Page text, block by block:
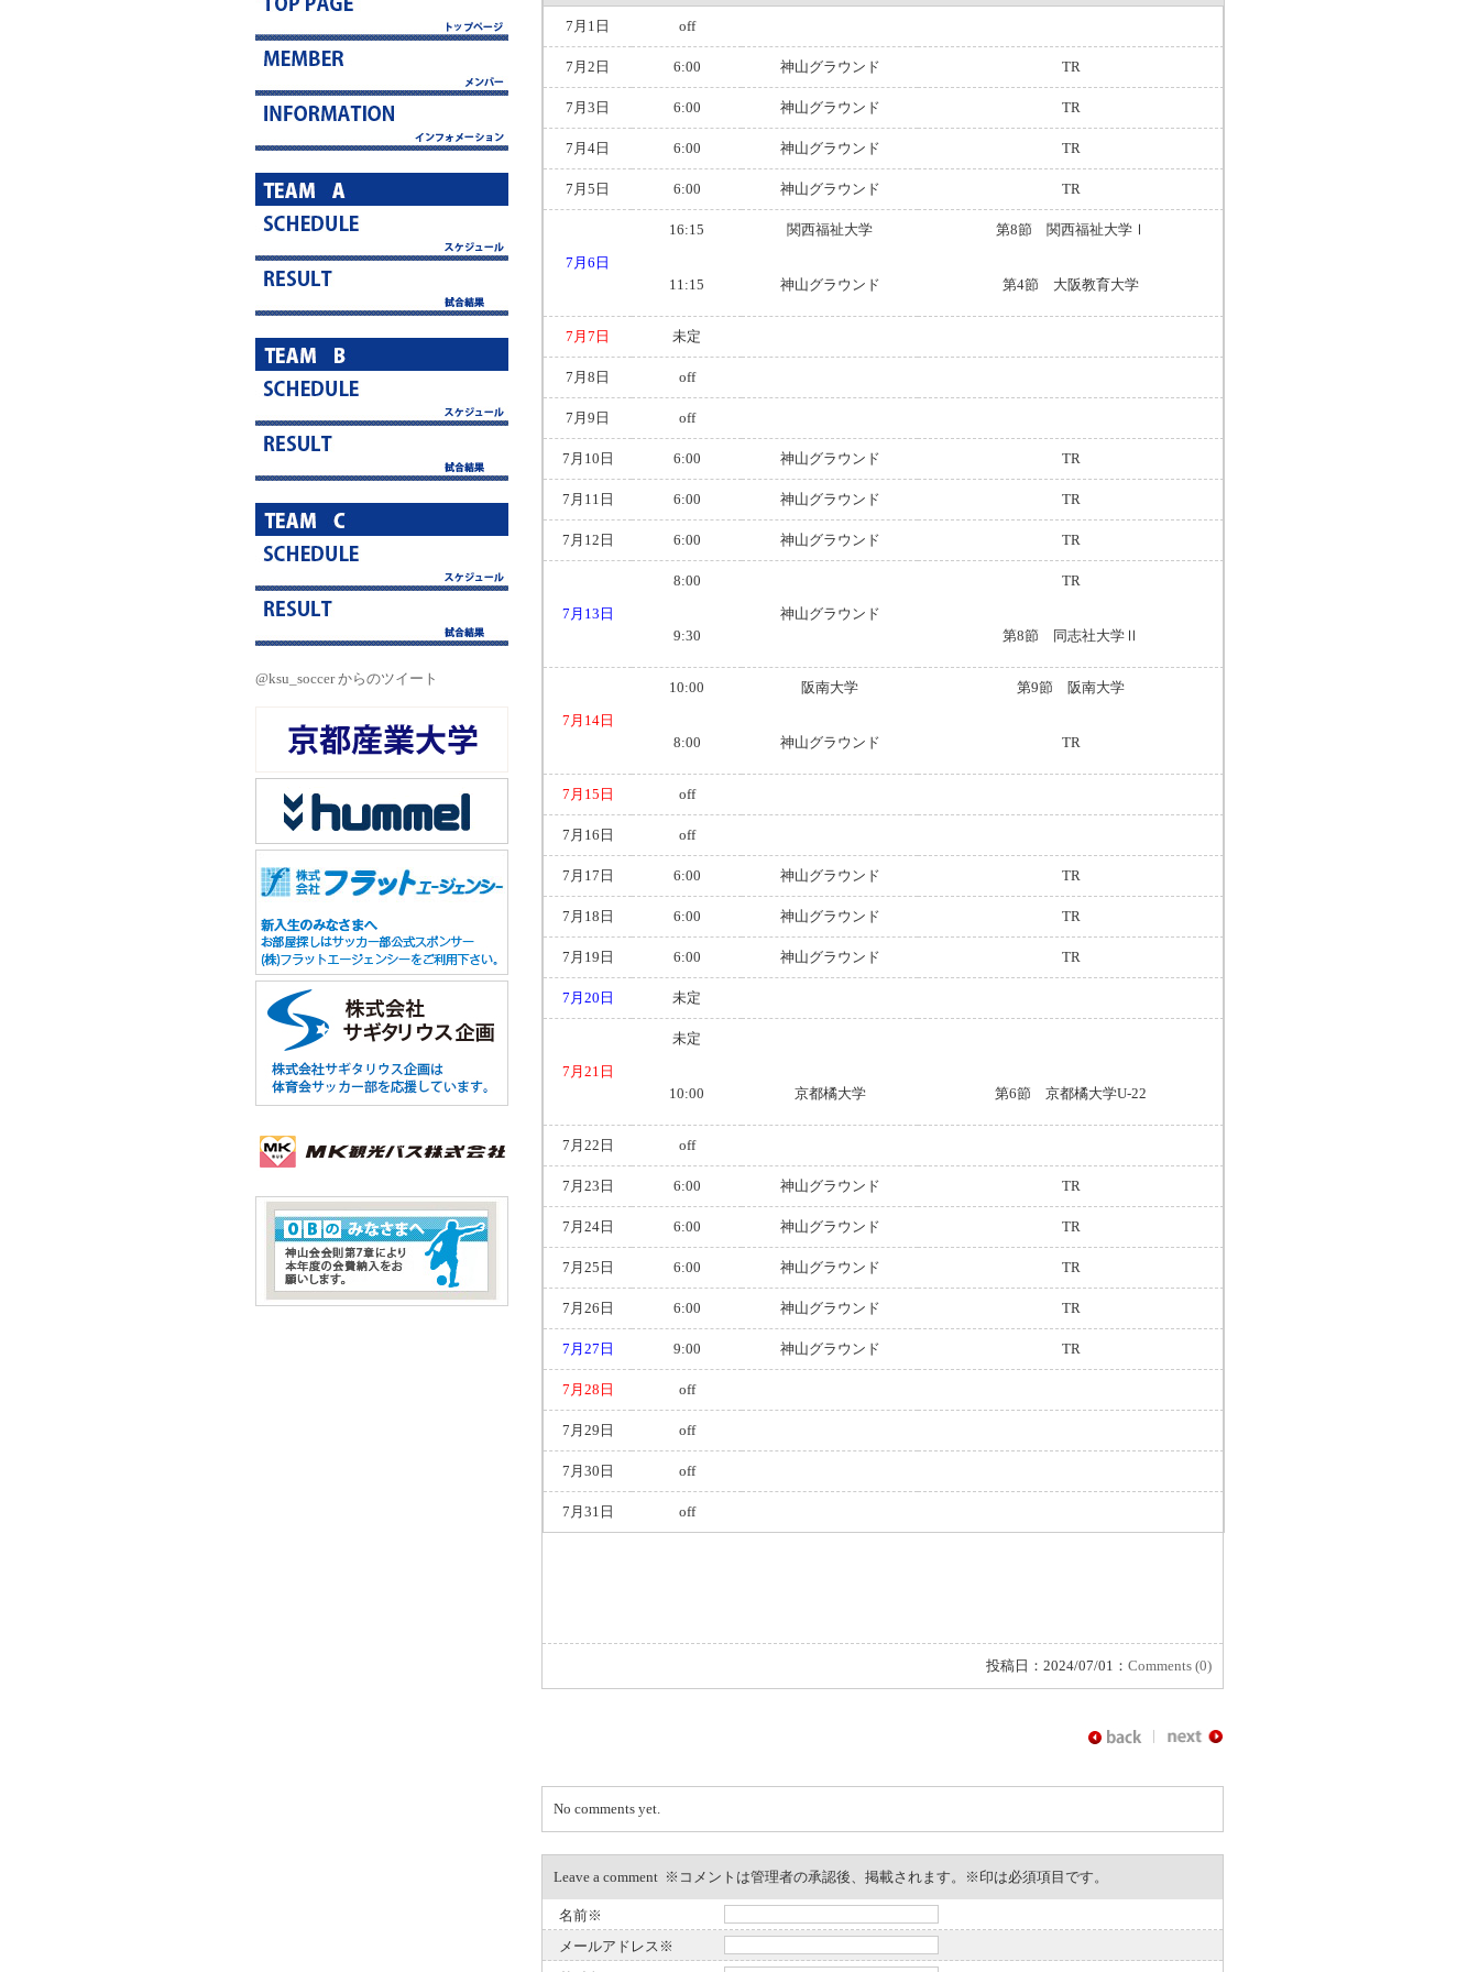
@ksu_soccer からのツイート
7月1日 off
7月2日 6:00 神山グラウンド TR
7月3日 6:00 神山グラウンド TR
7月4日 6:00 神山グラウンド TR
7月5日 6:00 神山グラウンド TR
7月6日
16:15
11:15
関西福祉大学
神山グラウンド
第8節 関西福祉大学Ⅰ
第4節 大阪教育大学
7月7日 未定
7月8日 off
7月9日 off
7月10日 6:00 神山グラウンド TR
7月11日 6:00 神山グラウンド TR
7月12日 6:00 神山グラウンド TR
7月13日
8:00
9:30
神山グラウンド
TR
第8節 同志社大学Ⅱ
7月14日
10:00
8:00
阪南大学
神山グラウンド
第9節 阪南大学
TR
7月15日 off
7月16日 off
7月17日 6:00 神山グラウンド TR
7月18日 6:00 神山グラウンド TR
7月19日 6:00 神山グラウンド TR
7月20日 未定
7月21日
未定
10:00 京都橘大学 第6節 京都橘大学U-22
7月22日 off
7月23日 6:00 神山グラウンド TR
7月24日 6:00 神山グラウンド TR
7月25日 6:00 神山グラウンド TR
7月26日 6:00 神山グラウンド TR
7月27日 9:00 神山グラウンド TR
7月28日 off
7月29日 off
7月30日 off
7月31日 off
投稿日：2024/07/01： Comments (0)
No comments yet.
Leave a comment ※コメントは管理者の承認後、掲載されます。※印は必須項目です。
名前※
メールアドレス※